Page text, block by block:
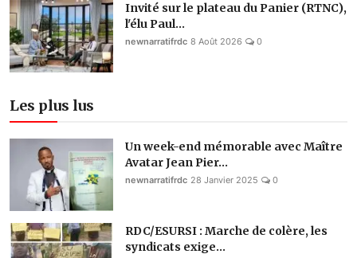
Invité sur le plateau du Panier (RTNC),
l'élu Paul...
newnarratifrdc 8 Août 2026 0
Les plus lus
Un week-end mémorable avec Maître
Avatar Jean Pier...
newnarratifrdc 28 Janvier 2025 0
RDC/ESURSI : Marche de colère, les
syndicats exige...